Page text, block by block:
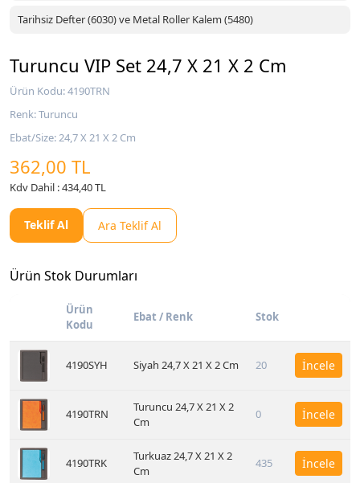
Tarihsiz Defter (6030) ve Metal Roller Kalem (5480)
Turuncu VIP Set 24,7 X 21 X 2 Cm
Ürün Kodu: 4190TRN
Renk: Turuncu
Ebat/Size: 24,7 X 21 X 2 Cm
362,00 TL
Kdv Dahil : 434,40 TL
Teklif Al Ara Teklif Al
Ürün Stok Durumları
Ürün
Kodu
Ebat / Renk Stok
4190SYH Siyah 24,7 X 21 X 2 Cm 20 İncele
4190TRN
Turuncu 24,7 X 21 X 2
Cm
0 İncele
4190TRK
Turkuaz 24,7 X 21 X 2
Cm
435 İncele